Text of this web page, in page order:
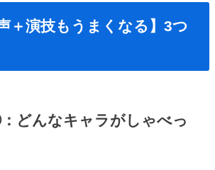
＋演技もうまくなる】3つ
どんなキャラがしゃべっ